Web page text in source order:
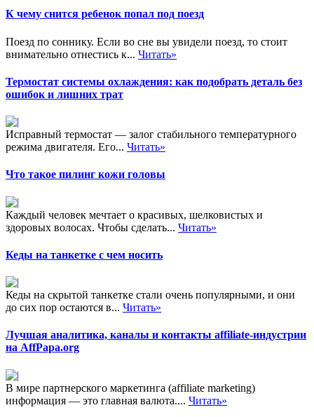
К чему снится ребенок попал под поезд
Поезд по соннику. Если во сне вы увидели поезд, то стоит
внимательно отнестись к... Читать»
Термостат системы охлаждения: как подобрать деталь без
ошибок и лишних трат
Исправный термостат — залог стабильного температурного
режима двигателя. Его... Читать»
Что такое пилинг кожи головы
Каждый человек мечтает о красивых, шелковистых и
здоровых волосах. Чтобы сделать... Читать»
Кеды на танкетке с чем носить
Кеды на скрытой танкетке стали очень популярными, и они
до сих пор остаются в... Читать»
Лучшая аналитика, каналы и контакты affiliate-индустрии
на AffPapa.org
В мире партнерского маркетинга (affiliate marketing)
информация — это главная валюта.... Читать»